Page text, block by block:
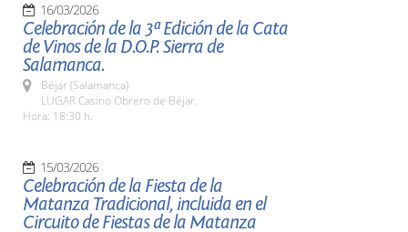
16/03/2026
Celebración de la 3ª Edición de la Cata
de Vinos de la D.O.P. Sierra de
Salamanca.
Béjar (Salamanca)
LUGAR Casino Obrero de Béjar.
Hora: 18:30 h.
15/03/2026
Celebración de la Fiesta de la
Matanza Tradicional, incluida en el
Circuito de Fiestas de la Matanza